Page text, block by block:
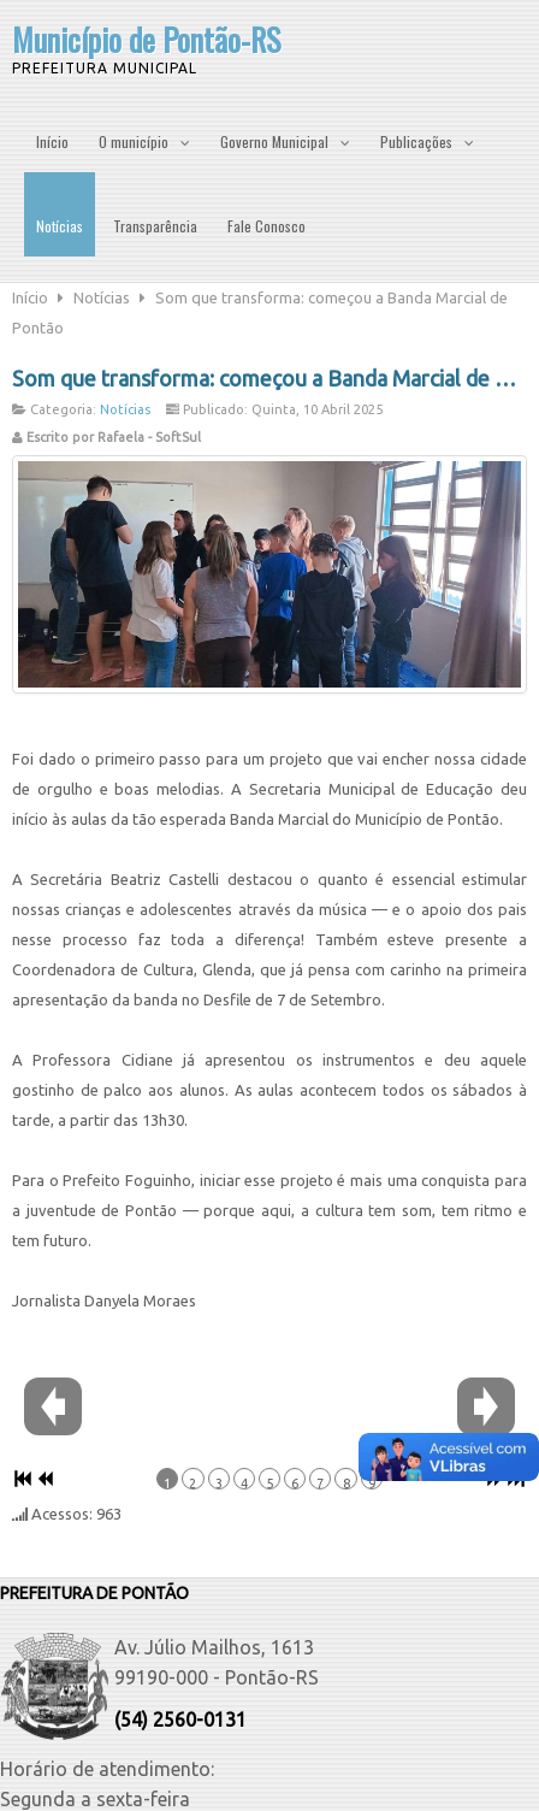
Município de Pontão-RS
PREFEITURA MUNICIPAL
Início O município Governo Municipal Publicações
Notícias Transparência Fale Conosco
Início Notícias
Som que transforma: começou a Banda Marcial de
Pontão
Som que transforma: começou a Banda Marcial de Pontão
Categoria: Notícias
Publicado: Quinta, 10 Abril 2025
Escrito por Rafaela - SoftSul
Foi dado o primeiro passo para um projeto que vai encher nossa cidade
de orgulho e boas melodias. A Secretaria Municipal de Educação deu
início às aulas da tão esperada Banda Marcial do Município de Pontão.
A Secretária Beatriz Castelli destacou o quanto é essencial estimular
nossas crianças e adolescentes através da música — e o apoio dos pais
nesse processo faz toda a diferença! Também esteve presente a
Coordenadora de Cultura, Glenda, que já pensa com carinho na primeira
apresentação da banda no Desfile de 7 de Setembro.
A Professora Cidiane já apresentou os instrumentos e deu aquele
gostinho de palco aos alunos. As aulas acontecem todos os sábados à
tarde, a partir das 13h30.
Para o Prefeito Foguinho, iniciar esse projeto é mais uma conquista para
a juventude de Pontão — porque aqui, a cultura tem som, tem ritmo e
tem futuro.
Jornalista Danyela Moraes
1 2 3 4 5 6 7 8 9
Acessos: 963
PREFEITURA DE PONTÃO
Av. Júlio Mailhos, 1613
99190-000 - Pontão-RS
(54) 2560-0131
Horário de atendimento:
Segunda a sexta-feira